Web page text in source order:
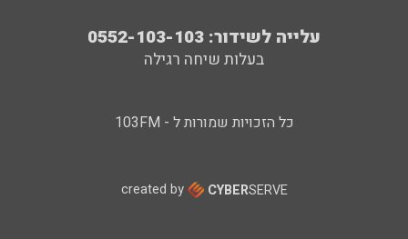
עלייה לשידור: 0552-103-103
בעלות שיחה רגילה
כל הזכויות שמורות ל - 103FM
created by CYBERSERVE